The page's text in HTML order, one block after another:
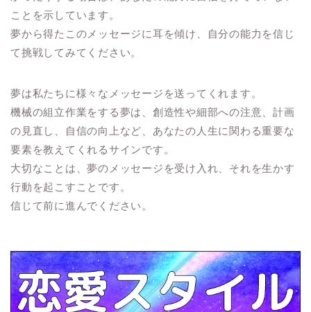
ことを示しています。
夢から得たこのメッセージに耳を傾け、自分の能力を信じ
て挑戦してみてください。
夢は私たちに様々なメッセージを送ってくれます。
機械の組立作業をする夢は、創造性や細部への注意、計画
の見直し、自信の向上など、あなたの人生に関わる重要な
要素を教えてくれるサインです。
大切なことは、夢のメッセージを受け入れ、それを生かす
行動を起こすことです。
信じて前に進んでください。